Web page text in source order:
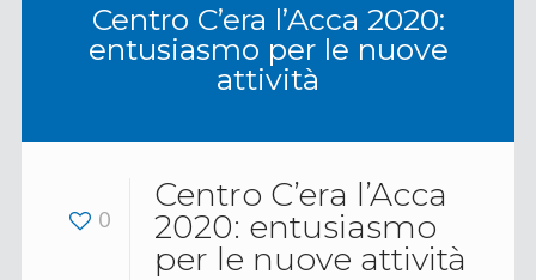
Centro C’era l’Acca 2020:
entusiasmo per le nuove
attività
0
Centro C’era l’Acca
2020: entusiasmo
per le nuove attività